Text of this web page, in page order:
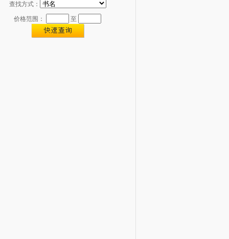
查找方式：
价格范围： 至